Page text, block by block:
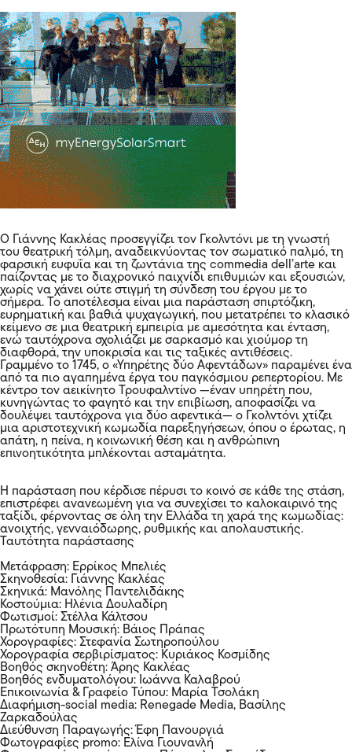
Ο Γιάννης Κακλέας προσεγγίζει τον Γκολντόνι με τη γνωστή
του θεατρική τόλμη, αναδεικνύοντας τον σωματικό παλμό, τη
φαρσική ευφυΐα και τη ζωντάνια της commedia dell’arte και
παίζοντας με το διαχρονικό παιχνίδι επιθυμιών και εξουσιών,
χωρίς να χάνει ούτε στιγμή τη σύνδεση του έργου με το
σήμερα. Το αποτέλεσμα είναι μια παράσταση σπιρτόζικη,
ευρηματική και βαθιά ψυχαγωγική, που μετατρέπει το κλασικό
κείμενο σε μια θεατρική εμπειρία με αμεσότητα και ένταση,
ενώ ταυτόχρονα σχολιάζει με σαρκασμό και χιούμορ τη
διαφθορά, την υποκρισία και τις ταξικές αντιθέσεις.
Γραμμένο το 1745, ο «Υπηρέτης δύο Αφεντάδων» παραμένει ένα
από τα πιο αγαπημένα έργα του παγκόσμιου ρεπερτορίου. Με
κέντρο τον αεικίνητο Τρουφαλντίνο —έναν υπηρέτη που,
κυνηγώντας το φαγητό και την επιβίωση, αποφασίζει να
δουλέψει ταυτόχρονα για δύο αφεντικά— ο Γκολντόνι χτίζει
μια αριστοτεχνική κωμωδία παρεξηγήσεων, όπου ο έρωτας, η
απάτη, η πείνα, η κοινωνική θέση και η ανθρώπινη
επινοητικότητα μπλέκονται ασταμάτητα.
Η παράσταση που κέρδισε πέρυσι το κοινό σε κάθε της στάση,
επιστρέφει ανανεωμένη για να συνεχίσει το καλοκαιρινό της
ταξίδι, φέρνοντας σε όλη την Ελλάδα τη χαρά της κωμωδίας:
ανοιχτής, γενναιόδωρης, ρυθμικής και απολαυστικής.
Ταυτότητα παράστασης
Μετάφραση: Ερρίκος Μπελιές
Σκηνοθεσία: Γιάννης Κακλέας
Σκηνικά: Μανόλης Παντελιδάκης
Κοστούμια: Ηλένια Δουλαδίρη
Φωτισμοί: Στέλλα Κάλτσου
Πρωτότυπη Μουσική: Βάιος Πράπας
Χορογραφίες: Στεφανία Σωτηροπούλου
Χορογραφία σερβιρίσματος: Κυριάκος Κοσμίδης
Βοηθός σκηνοθέτη: Άρης Κακλέας
Βοηθός ενδυματολόγου: Ιωάννα Καλαβρού
Επικοινωνία & Γραφείο Τύπου: Μαρία Τσολάκη
Διαφήμιση-social media: Renegade Media, Βασίλης
Ζαρκαδούλας
Διεύθυνση Παραγωγής: Έφη Πανουργιά
Φωτογραφίες promo: Ελίνα Γιουνανλή